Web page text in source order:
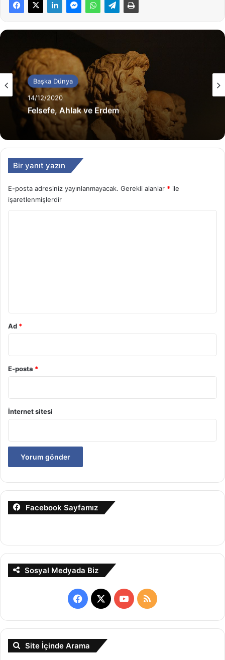
Başka Dünya
14/12/2020
Felsefe, Ahlak ve Erdem
Başka Dünya
12/12/2020
Global Vatandaşlık ya da Yeryüzü
Vatandaşlığı…
Bir yanıt yazın
E-posta adresiniz yayınlanmayacak. Gerekli alanlar * ile
işaretlenmişlerdir
Ad *
E-posta *
İnternet sitesi
Facebook Sayfamız
Sosyal Medyada Biz
Facebook
X YouTube
RSS
Site İçinde Arama